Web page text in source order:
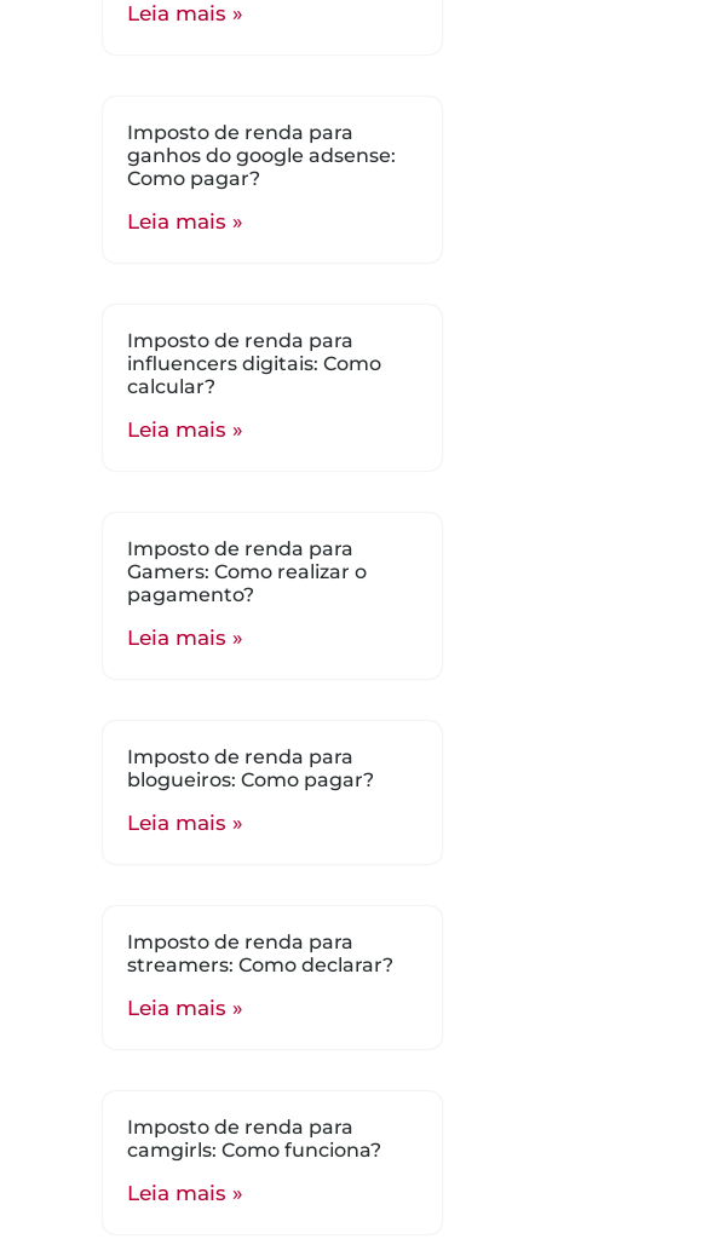
Leia mais »
Imposto de renda para
ganhos do google adsense:
Como pagar?
Leia mais »
Imposto de renda para
influencers digitais: Como
calcular?
Leia mais »
Imposto de renda para
Gamers: Como realizar o
pagamento?
Leia mais »
Imposto de renda para
blogueiros: Como pagar?
Leia mais »
Imposto de renda para
streamers: Como declarar?
Leia mais »
Imposto de renda para
camgirls: Como funciona?
Leia mais »